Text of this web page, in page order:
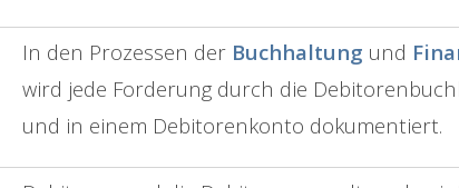
In den Prozessen der Buchhaltung und
wird jede Forderung durch die
und in einem Debitorenkonto dokumentiert.